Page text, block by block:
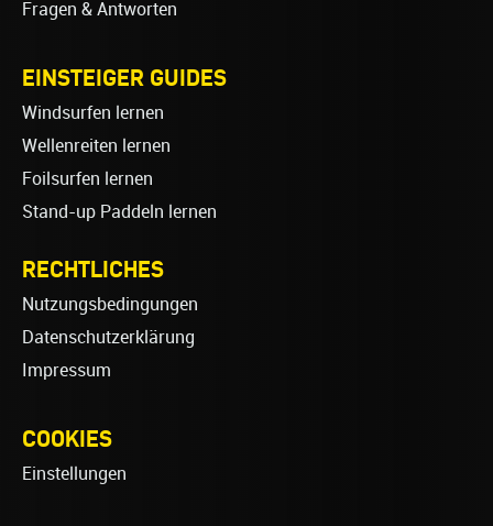
Fragen & Antworten
EINSTEIGER GUIDES
Windsurfen lernen
Wellenreiten lernen
Foilsurfen lernen
Stand-up Paddeln lernen
RECHTLICHES
Nutzungsbedingungen
Datenschutzerklärung
Impressum
COOKIES
Einstellungen